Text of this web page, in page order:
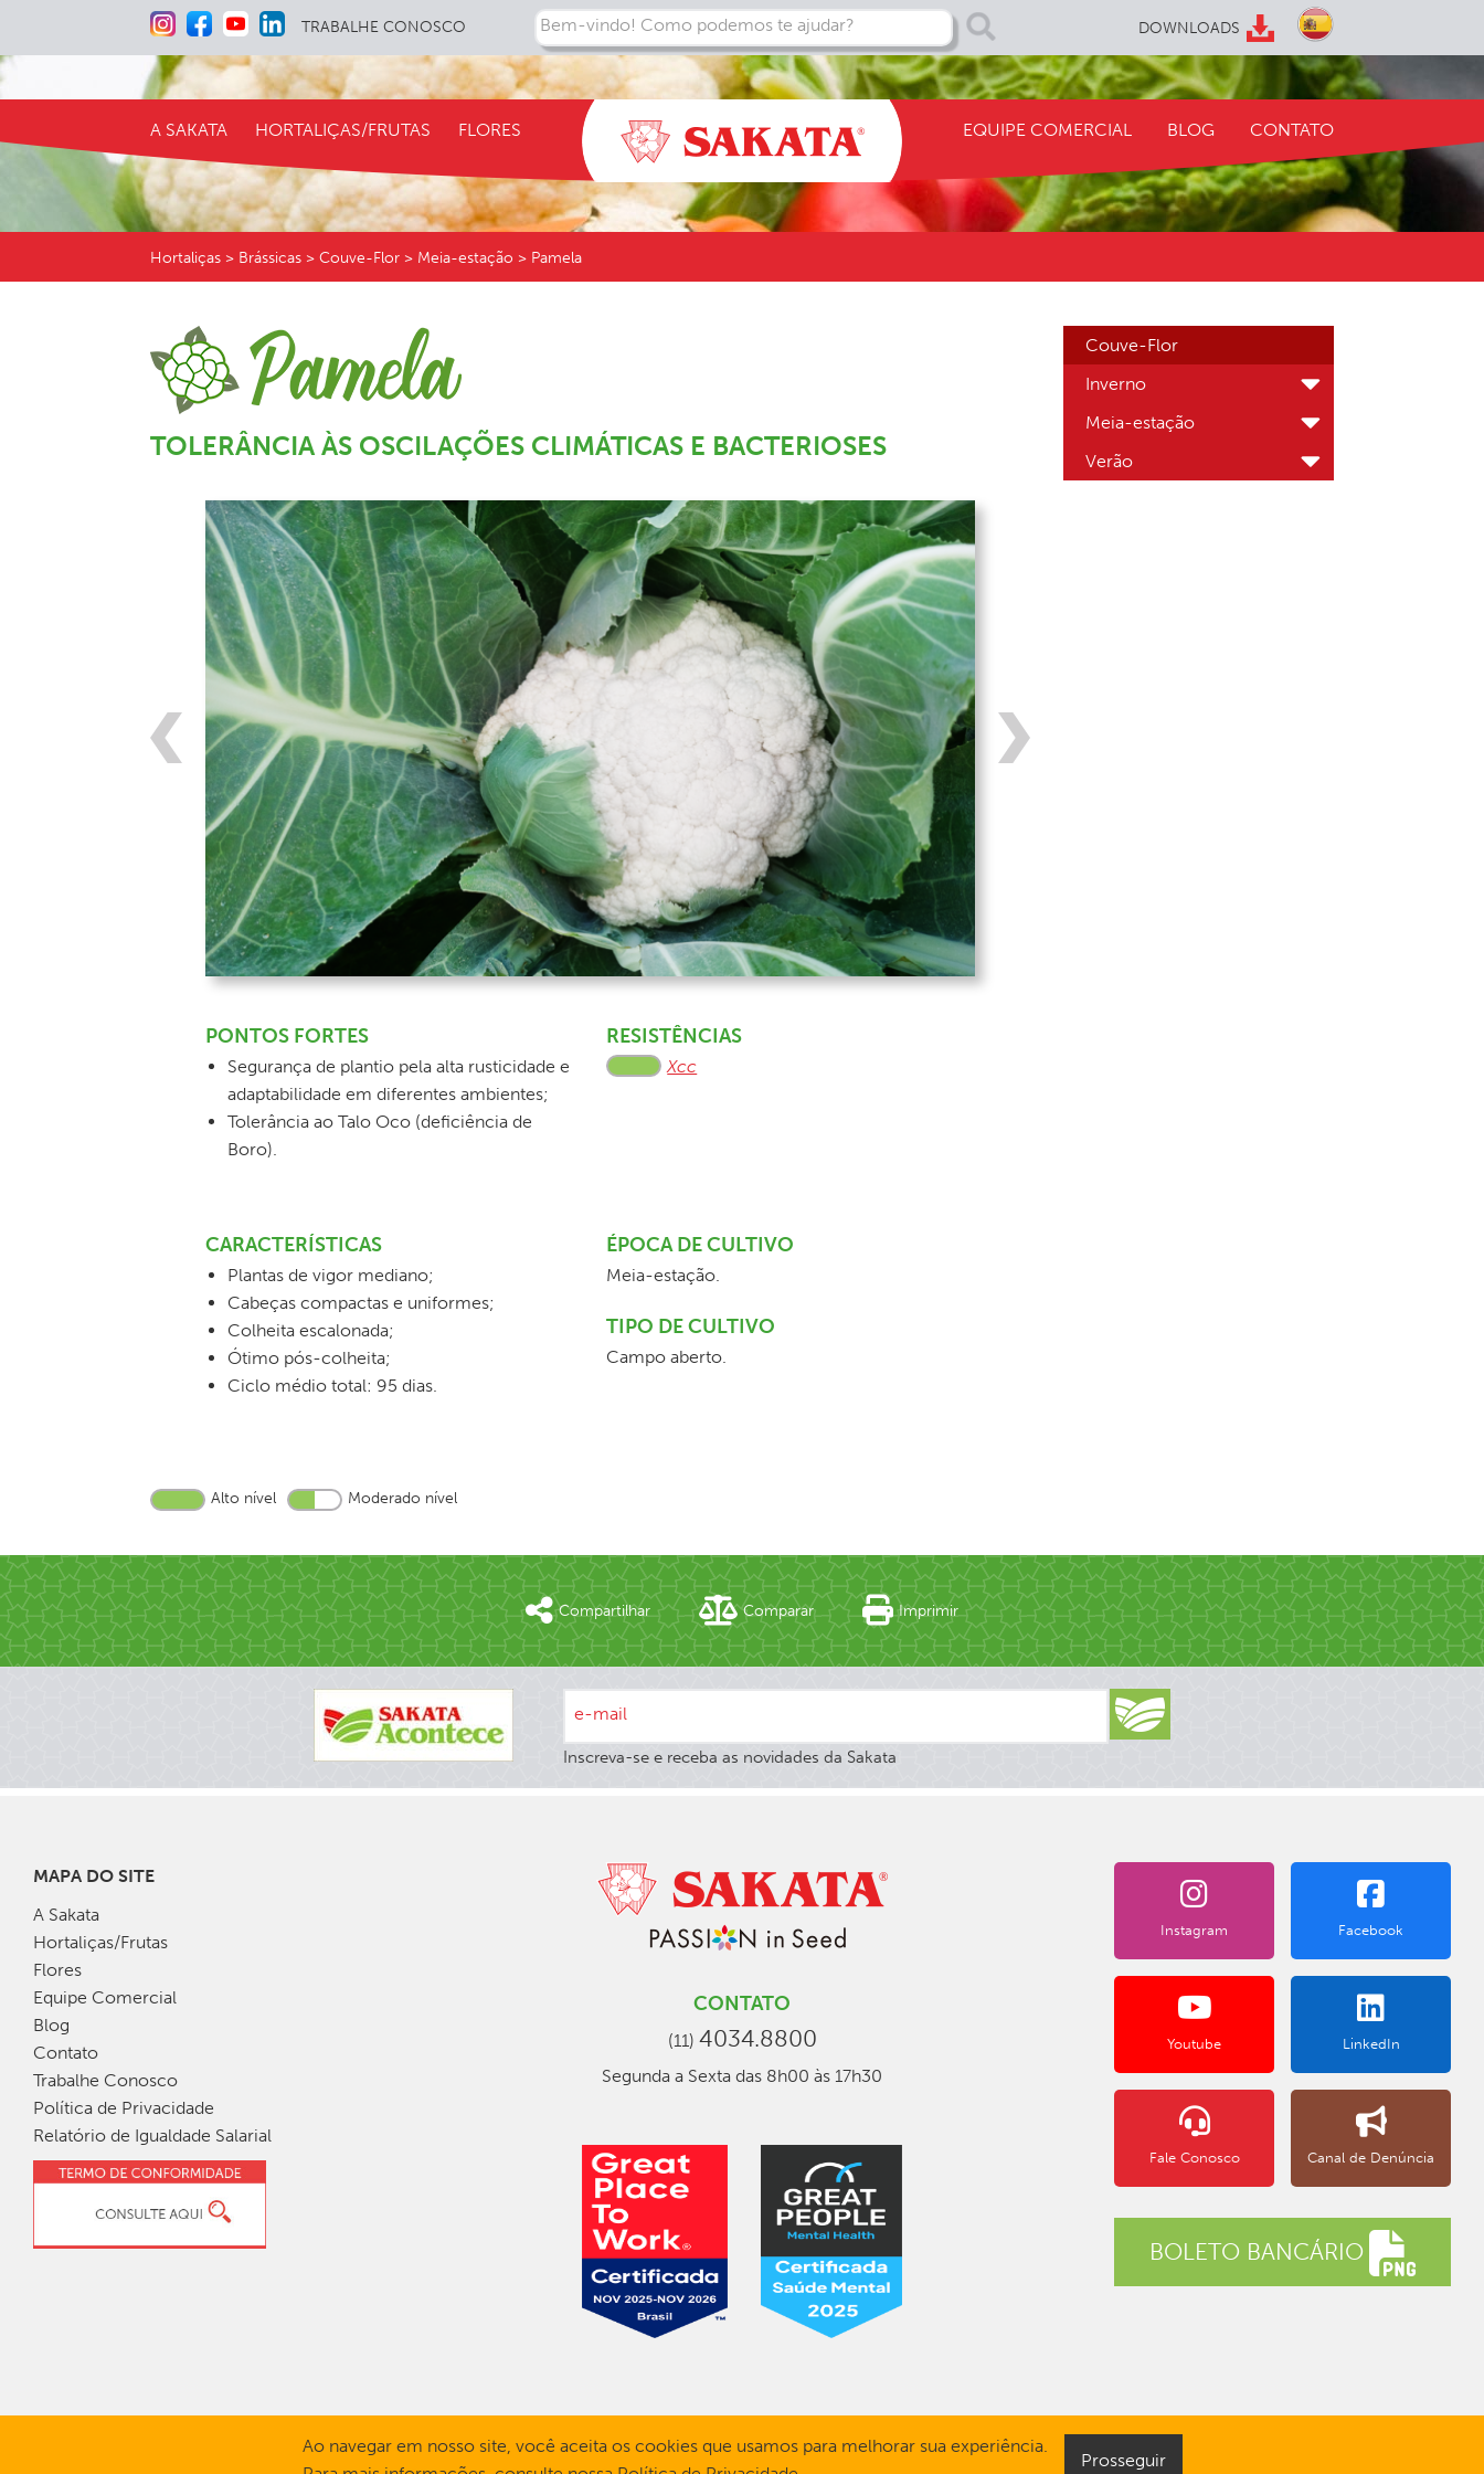
TRABALHE CONOSCO Bem-vindo! Como podemos te ajudar? DOWNLOADS
A SAKATA HORTALIÇAS/FRUTAS FLORES EQUIPE COMERCIAL BLOG CONTATO
Hortaliças > Brássicas > Couve-Flor > Meia-estação > Pamela
TOLERÂNCIA ÀS OSCILAÇÕES CLIMÁTICAS E BACTERIOSES
PONTOS FORTES
Segurança de plantio pela alta rusticidade e
adaptabilidade em diferentes ambientes;
Tolerância ao Talo Oco (deficiência de
Boro).
RESISTÊNCIAS
Xcc
CARACTERÍSTICAS
Plantas de vigor mediano;
Cabeças compactas e uniformes;
Colheita escalonada;
Ótimo pós-colheita;
Ciclo médio total: 95 dias.
ÉPOCA DE CULTIVO
Meia-estação.
TIPO DE CULTIVO
Campo aberto.
Alto nível Moderado nível
Couve-Flor
Inverno
Meia-estação
Verão
Compartilhar Comparar Imprimir
e-mail
Inscreva-se e receba as novidades da Sakata
MAPA DO SITE
A Sakata
Hortaliças/Frutas
Flores
Equipe Comercial
Blog
Contato
Trabalhe Conosco
Política de Privacidade
Relatório de Igualdade Salarial
CONTATO
(11) 4034.8800
Segunda a Sexta das 8h00 às 17h30
Instagram Facebook
Youtube LinkedIn
Fale Conosco Canal de Denúncia
BOLETO BANCÁRIO
Ao navegar em nosso site, você aceita os cookies que usamos para melhorar sua experiência.
Prosseguir